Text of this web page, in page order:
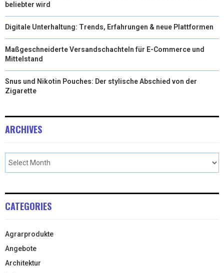
beliebter wird
Digitale Unterhaltung: Trends, Erfahrungen & neue Plattformen
Maßgeschneiderte Versandschachteln für E-Commerce und
Mittelstand
Snus und Nikotin Pouches: Der stylische Abschied von der
Zigarette
ARCHIVES
CATEGORIES
Agrarprodukte
Angebote
Architektur